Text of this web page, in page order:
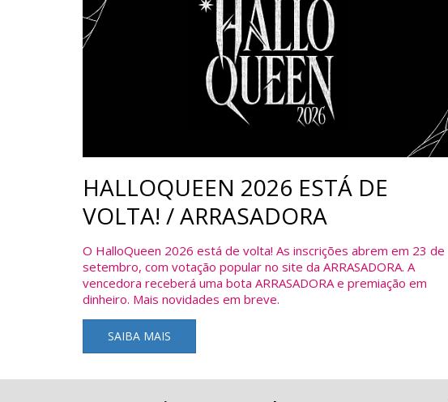
HALLOQUEEN 2026 ESTÁ DE
VOLTA! / ARRASADORA
O HalloQueen 2026 está de volta! As inscrições abrem em 23 de
setembro, com votação popular no site da ARRASADORA. A
vencedora receberá uma bota ARRASADORA e premiação em
dinheiro. Mais novidades em breve.
SAIBA MAIS